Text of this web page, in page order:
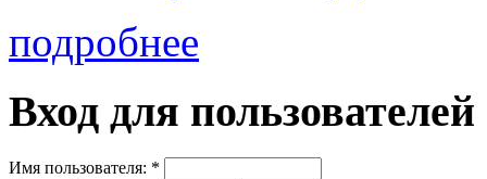
подробнее
Вход для пользователей
Имя пользователя: *